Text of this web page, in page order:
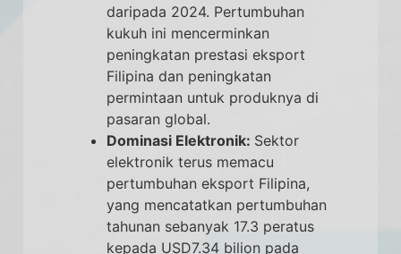
daripada 2024. Pertumbuhan
kukuh ini mencerminkan
peningkatan prestasi eksport
Filipina dan peningkatan
permintaan untuk produknya di
pasaran global.
Dominasi Elektronik: Sektor
elektronik terus memacu
pertumbuhan eksport Filipina,
yang mencatatkan pertumbuhan
tahunan sebanyak 17.3 peratus
kepada USD7.34 bilion pada